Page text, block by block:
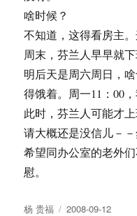
啥时候？
不知道，这得看房主
周末，芬兰人早早就下
明后天是周六周日，
得饿着。周一11：00
此时，芬兰人可能才
请大概还是没信儿－
希望同办公室的老外
慰。
Author
杨 贵福
Posted
2008-09-12